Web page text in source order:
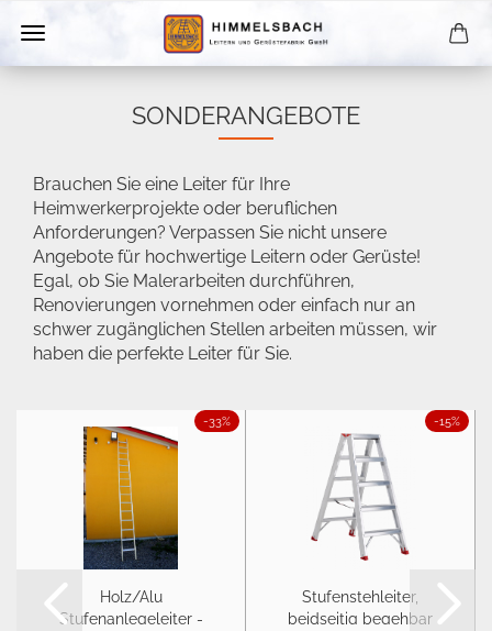
SONDERANGEBOTE
Brauchen Sie eine Leiter für Ihre
Heimwerkerprojekte oder beruflichen
Anforderungen? Verpassen Sie nicht unsere
Angebote für hochwertige Leitern oder Gerüste!
Egal, ob Sie Malerarbeiten durchführen,
Renovierungen vornehmen oder einfach nur an
schwer zugänglichen Stellen arbeiten müssen, wir
haben die perfekte Leiter für Sie.
-33%
Holz/Alu
Stufenanlegeleiter -
-15%
Stufenstehleiter,
beidseitig begehbar